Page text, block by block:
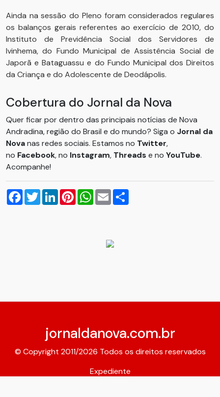
Ainda na sessão do Pleno foram considerados regulares
os balanços gerais referentes ao exercício de 2010, do
Instituto de Previdência Social dos Servidores de
Ivinhema, do Fundo Municipal de Assistência Social de
Japorã e Bataguassu e do Fundo Municipal dos Direitos
da Criança e do Adolescente de Deodápolis.
Cobertura do Jornal da Nova
Quer ficar por dentro das principais notícias de Nova
Andradina, região do Brasil e do mundo? Siga o Jornal da
Novanas redes sociais. Estamos no Twitter,
no Facebook, no Instagram, Threads e no YouTube.
Acompanhe!
Facebook
TwitterLinkedInPinterestWhatsApp
Email
jornaldanova.com.br
© Copyright 2011/2026 Todos os direitos reservados
Expediente